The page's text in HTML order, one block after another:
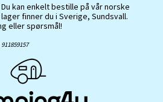
kan enkelt bestille på vår norske
finner du i Sverige, Sundsvall.
eller spørsmål!